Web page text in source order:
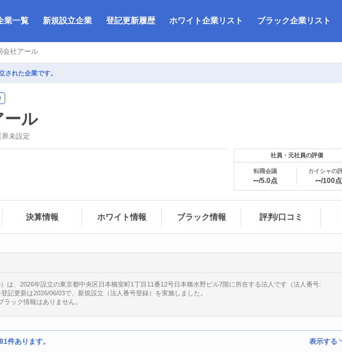
業一覧 新規設立企業 登記更新履歴 ホワイト企業リスト ブラック企業リスト
会社アール
された企業です。
ール
界未設定
社員・元社員の評価
転職会議
--/5.0点
カイシャの
--/100点
決算情報 ホワイト情報 ブラック情報 評判/口コミ
は、2026年設立の東京都中央区日本橋室町1丁目11番12号日本橋水野ビル7階に所在する法人です（法人番号:
記更新は2026/06/03で、新規設立（法人番号登録）を実施しました。
ック情報はありません。
件あります。 表示する